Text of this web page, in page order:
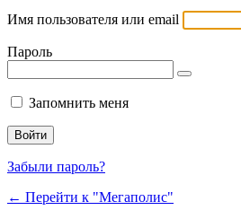
Имя пользователя или email
Пароль
Запомнить меня
Забыли пароль?
← Перейти к "Мегаполис"